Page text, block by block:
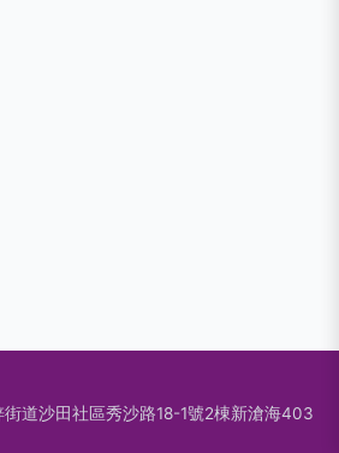
道沙田社區秀沙路18-1號2棟新滄海403